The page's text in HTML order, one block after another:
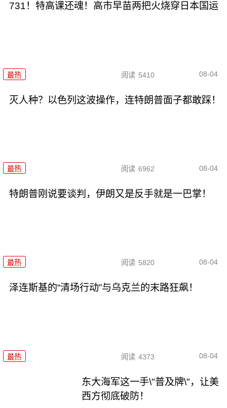
731！特高课还魂！高市早苗两把火烧穿日本国运
最热 阅读 5410 08-04
灭人种？以色列这波操作，连特朗普面子都敢踩！
最热 阅读 6962 08-04
特朗普刚说要谈判，伊朗又是反手就是一巴掌！
最热 阅读 5820 08-04
泽连斯基的“清场行动”与乌克兰的末路狂飙！
最热 阅读 4373 08-04
东大海军这一手\"普及牌\"，让美
西方彻底破防！